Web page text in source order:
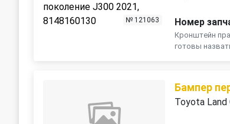
№ 121063 Номер
Кронштейн
готовы
Бампер
Toyota Land